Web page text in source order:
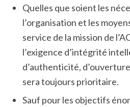
Quelles que soient les
l’organisation et les
service de la mission de
l’exigence d’intégrité
d’authenticité,
sera toujours prioritaire.
Sauf pour les objectifs